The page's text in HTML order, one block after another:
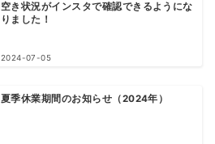
空き状況がインスタで確認できるようにな
りました！
2024-07-05
夏季休業期間のお知らせ（2024年）